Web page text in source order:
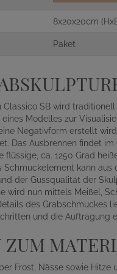
8x20x20cm
Paket
SB wird
Modelles zur
Negativform erstellt
Das Ausbrennen findet
ca. 1250 Grad
kann
der Gussqualität der
wird nun mittels Meißel,
des Grabschmuckes
und die Auftragung
Frost, Nässe sowie